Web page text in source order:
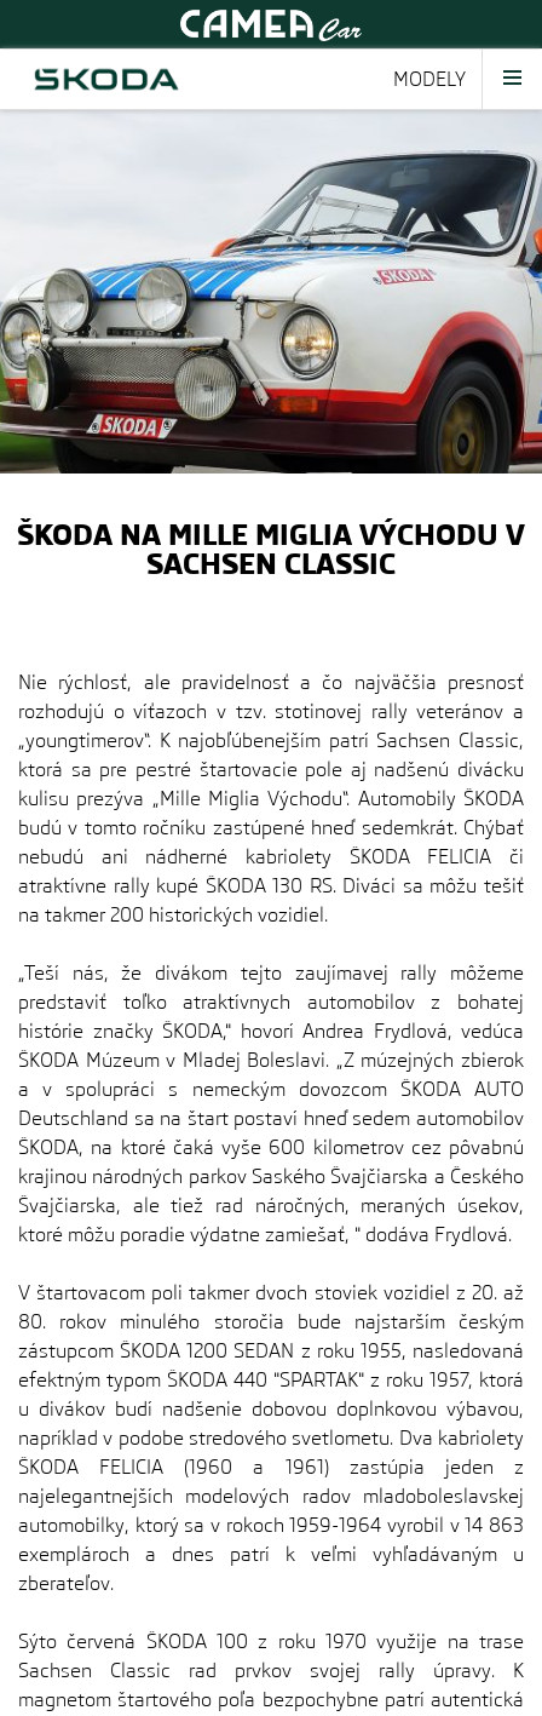
MODELY
ŠKODA NA MILLE MIGLIA VÝCHODU V
SACHSEN CLASSIC
Nie rýchlosť, ale pravidelnosť a čo najväčšia presnosť
rozhodujú o víťazoch v tzv. stotinovej rally veteránov a
„youngtimerov“. K najobľúbenejším patrí Sachsen Classic,
ktorá sa pre pestré štartovacie pole aj nadšenú divácku
kulisu prezýva „Mille Miglia Východu“. Automobily ŠKODA
budú v tomto ročníku zastúpené hneď sedemkrát. Chýbať
nebudú ani nádherné kabriolety ŠKODA FELICIA či
atraktívne rally kupé ŠKODA 130 RS. Diváci sa môžu tešiť
na takmer 200 historických vozidiel.
„Teší nás, že divákom tejto zaujímavej rally môžeme
predstaviť toľko atraktívnych automobilov z bohatej
histórie značky ŠKODA," hovorí Andrea Frydlová, vedúca
ŠKODA Múzeum v Mladej Boleslavi. „Z múzejných zbierok
a v spolupráci s nemeckým dovozcom ŠKODA AUTO
Deutschland sa na štart postaví hneď sedem automobilov
ŠKODA, na ktoré čaká vyše 600 kilometrov cez pôvabnú
krajinou národných parkov Saského Švajčiarska a Českého
Švajčiarska, ale tiež rad náročných, meraných úsekov,
ktoré môžu poradie výdatne zamiešať, " dodáva Frydlová.
V štartovacom poli takmer dvoch stoviek vozidiel z 20. až
80. rokov minulého storočia bude najstarším českým
zástupcom ŠKODA 1200 SEDAN z roku 1955, nasledovaná
efektným typom ŠKODA 440 "SPARTAK" z roku 1957, ktorá
u divákov budí nadšenie dobovou doplnkovou výbavou,
napríklad v podobe stredového svetlometu. Dva kabriolety
ŠKODA FELICIA (1960 a 1961) zastúpia jeden z
najelegantnejších modelových radov mladoboleslavskej
automobilky, ktorý sa v rokoch 1959-1964 vyrobil v 14 863
exemplároch a dnes patrí k veľmi vyhľadávaným u
zberateľov.
Sýto červená ŠKODA 100 z roku 1970 využije na trase
Sachsen Classic rad prvkov svojej rally úpravy. K
magnetom štartového poľa bezpochybne patrí autentická